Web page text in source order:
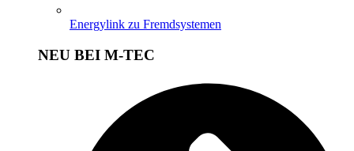
Energylink zu Fremdsystemen
NEU BEI M-TEC